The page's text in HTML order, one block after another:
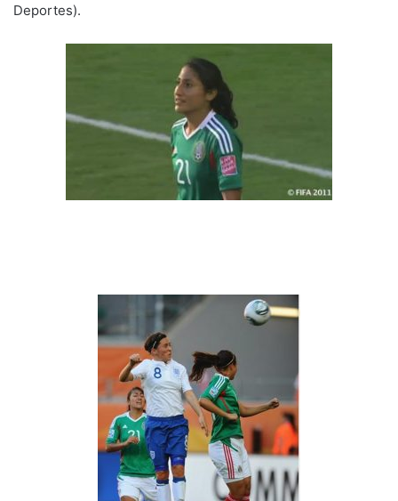
Deportes).